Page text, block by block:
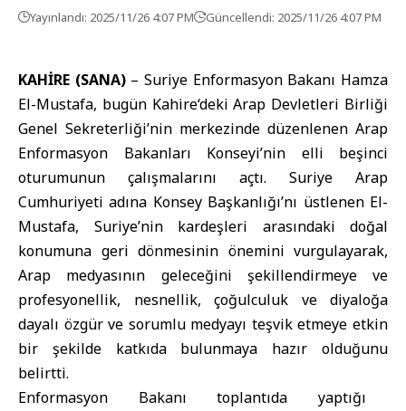
Yayınlandı: 2025/11/26 4:07 PM Güncellendi: 2025/11/26 4:07 PM
KAHİRE (SANA)–Suriye Enformasyon Bakanı Hamza
El-Mustafa, bugün Kahire‘deki Arap Devletleri Birliği
Genel Sekreterliği’nin merkezinde düzenlenen Arap
Enformasyon Bakanları Konseyi’nin elli beşinci
oturumunun çalışmalarını açtı. Suriye Arap
Cumhuriyeti adına Konsey Başkanlığı’nı üstlenen El-
Mustafa, Suriye’nin kardeşleri arasındaki doğal
konumuna geri dönmesinin önemini vurgulayarak,
Arap medyasının geleceğini şekillendirmeye ve
profesyonellik, nesnellik, çoğulculuk ve diyaloğa
dayalı özgür ve sorumlu medyayı teşvik etmeye etkin
bir şekilde katkıda bulunmaya hazır olduğunu
belirtti.
Enformasyon Bakanı toplantıda yaptığı